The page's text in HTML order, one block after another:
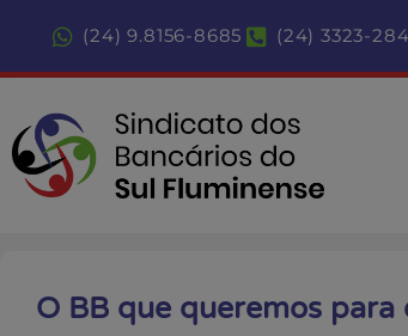
(24) 9.8156-8685 (24) 3323-
O BB que queremos